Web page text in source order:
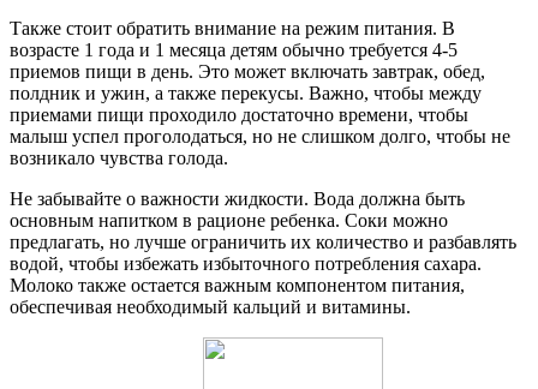
Также стоит обратить внимание на режим питания. В
возрасте 1 года и 1 месяца детям обычно требуется 4-5
приемов пищи в день. Это может включать завтрак, обед,
полдник и ужин, а также перекусы. Важно, чтобы между
приемами пищи проходило достаточно времени, чтобы
малыш успел проголодаться, но не слишком долго, чтобы не
возникало чувства голода.
Не забывайте о важности жидкости. Вода должна быть
основным напитком в рационе ребенка. Соки можно
предлагать, но лучше ограничить их количество и разбавлять
водой, чтобы избежать избыточного потребления сахара.
Молоко также остается важным компонентом питания,
обеспечивая необходимый кальций и витамины.